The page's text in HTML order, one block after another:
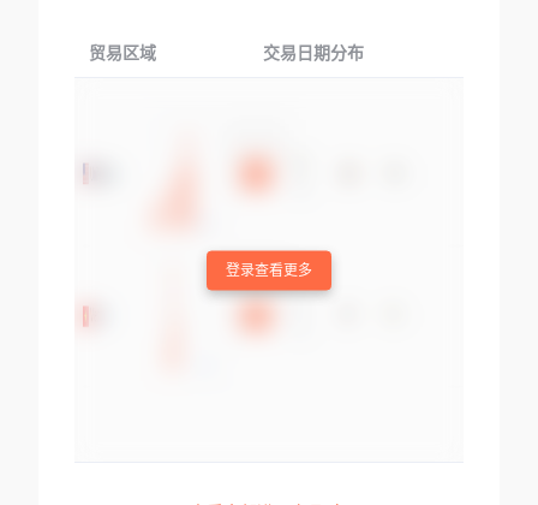
贸易区域 交易日期分布
登录查看更多